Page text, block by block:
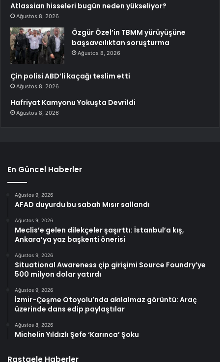
Atlassian hisseleri bugün neden yükseliyor?
Ağustos 8, 2026
Özgür Özel’in TBMM yürüyüşüne
başsavcılıktan soruşturma
Ağustos 8, 2026
Çin polisi ABD’li kaçağı teslim etti
Ağustos 8, 2026
Hafriyat Kamyonu Yokuşta Devrildi
Ağustos 8, 2026
En Güncel Haberler
Ağustos 9, 2026
AFAD duyurdu bu sabah Mısır sallandı
Ağustos 9, 2026
Meclis’e gelen dilekçeler şaşırttı: İstanbul’a kış,
Ankara’ya yaz başkenti önerisi
Ağustos 9, 2026
Situational Awareness çip girişimi Source Foundry’ye
500 milyon dolar yatırdı
Ağustos 9, 2026
İzmir-Çeşme Otoyolu’nda akılalmaz görüntü: Araç
üzerinde dans edip paylaştılar
Ağustos 8, 2026
Michelin Yıldızlı Şefe ‘Karınca’ Şoku
Rastgele Haberler